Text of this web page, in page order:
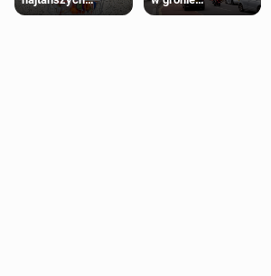
supermarketów
najlepszych